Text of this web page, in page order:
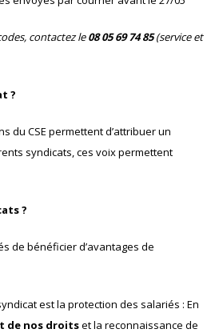
contactez le08 05 69 74 85(service et
?
du CSE permettent d’attribuer un
syndicats, ces voix permettent
?
de bénéficier d’avantages de
est la protection des salariés : En
de nos droitset la reconnaissance de